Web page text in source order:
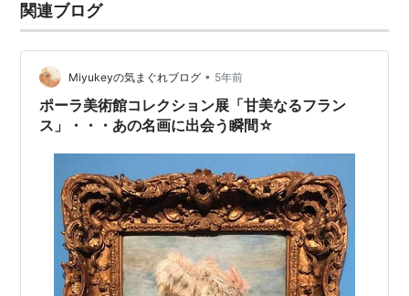
関連ブログ
Miyukeyの気まぐれブログ • 5年前
ポーラ美術館コレクション展「甘美なるフラン
ス」・・・あの名画に出会う瞬間☆